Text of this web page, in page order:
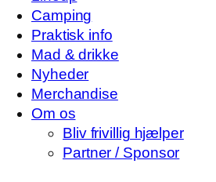
Camping
Praktisk info
Mad & drikke
Nyheder
Merchandise
Om os
Bliv frivillig hjælper
Partner / Sponsor